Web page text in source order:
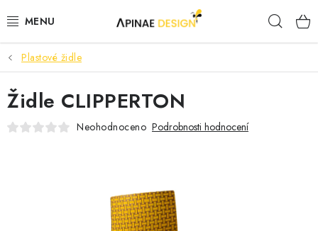
na
PRODUKTY
AKCE
KANCELÁŘSKÝ NÁBYTEK
Plastové židle
Židle CLIPPERTON
Neohodnoceno Podrobnosti hodnocení